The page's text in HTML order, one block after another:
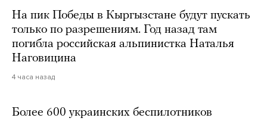
На пик Победы в Кыргызстане будут пускать
только по разрешениям. Год назад там
погибла российская альпинистка Наталья
Наговицина
4 часа назад
Более 600 украинских беспилотников